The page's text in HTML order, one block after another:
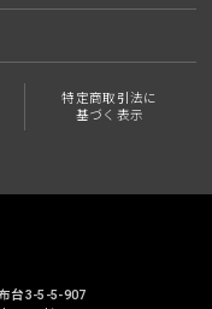
特定商取引法に
基づく表示
台3-5-5-907